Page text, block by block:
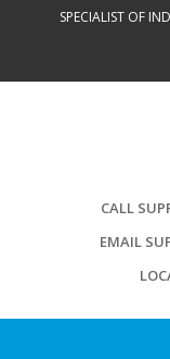
SPECIALIST OF
CALL
EMAIL